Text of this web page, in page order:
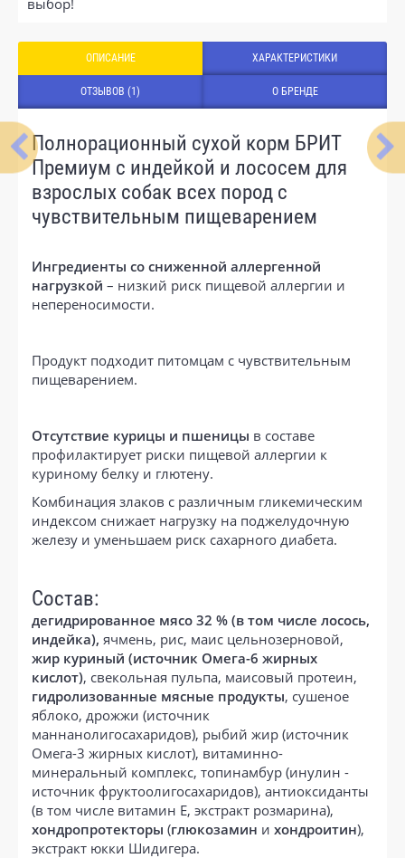
ОПИСАНИЕ ХАРАКТЕРИСТИКИ
ОТЗЫВОВ (1) О БРЕНДЕ
Полнорационный сухой корм БРИТ
Премиум с индейкой и лососем для
взрослых собак всех пород с
чувствительным пищеварением
Ингредиенты со сниженной аллергенной
нагрузкой – низкий риск пищевой аллергии и
непереносимости.
Продукт подходит питомцам с чувствительным
пищеварением.
Отсутствие курицы и пшеницы в составе
профилактирует риски пищевой аллергии к
куриному белку и глютену.
Комбинация злаков с различным гликемическим
индексом снижает нагрузку на поджелудочную
железу и уменьшаем риск сахарного диабета.
Состав:
дегидрированное мясо 32 % (в том числе лосось,
индейка), ячмень, рис, маис цельнозерновой,
жир куриный (источник Омега-6 жирных
кислот), свекольная пульпа, маисовый протеин,
гидролизованные мясные продукты, сушеное
яблоко, дрожжи (источник
маннанолигосахаридов), рыбий жир (источник
Омега-3 жирных кислот), витаминно-
минеральный комплекс, топинамбур (инулин -
источник фруктоолигосахаридов), антиоксиданты
(в том числе витамин Е, экстракт розмарина),
хондропротекторы (глюкозамин и хондроитин),
экстракт юкки Шидигера.